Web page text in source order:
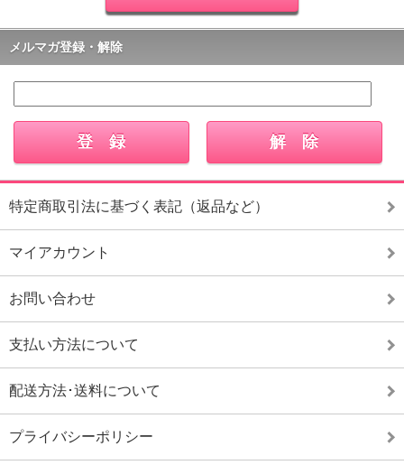
メルマガ登録・解除
特定商取引法に基づく表記（返品など）
マイアカウント
お問い合わせ
支払い方法について
配送方法･送料について
プライバシーポリシー